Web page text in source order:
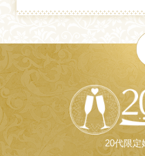
20代限定